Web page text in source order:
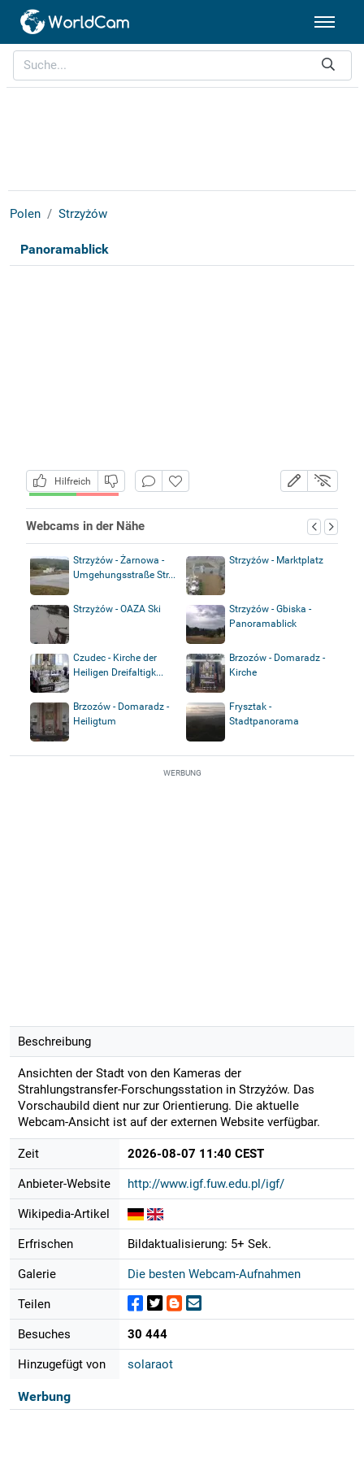
Polen Strzyżów
Panoramablick
Hilfreich
Webcams in der Nähe
Strzyżów - Żarnowa -
Umgehungsstraße Str...
Strzyżów - Marktplatz
Strzyżów - OAZA Ski
Strzyżów - Gbiska -
Panoramablick
Czudec - Kirche der
Heiligen Dreifaltigk...
Brzozów - Domaradz -
Kirche
Brzozów - Domaradz -
Heiligtum
Frysztak -
Stadtpanorama
WERBUNG
Beschreibung
Ansichten der Stadt von den Kameras der
Strahlungstransfer-Forschungsstation in Strzyżów. Das
Vorschaubild dient nur zur Orientierung. Die aktuelle
Webcam-Ansicht ist auf der externen Website verfügbar.
Zeit 2026-08-07 11:40 CEST
Anbieter-Website http://www.igf.fuw.edu.pl/igf/
Wikipedia-Artikel
Erfrischen Bildaktualisierung: 5+ Sek.
Galerie Die besten Webcam-Aufnahmen
Teilen
Besuches 30 444
Hinzugefügt von solaraot
Werbung